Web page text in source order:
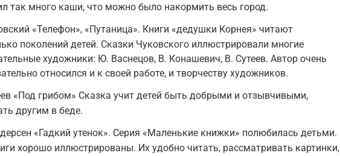
так много каши, что можно было накормить весь город.
«Телефон», «Путаница». Книги «дедушки Корнея» читают
поколений детей. Сказки Чуковского иллюстрировали многие
художники: Ю. Васнецов, В. Конашевич, В. Сутеев. Автор очень
относился и к своей работе, и творчеству художников.
«Под грибом» Сказка учит детей быть добрыми и отзывчивыми,
другим в беде.
«Гадкий утенок». Серия «Маленькие книжки» полюбилась детьми.
хорошо иллюстрированы. Их удобно читать, рассматривать картинки,